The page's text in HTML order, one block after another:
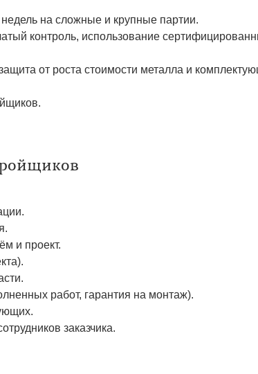
на сложные и крупные партии.
контроль, использование
от роста стоимости металла и
и проект.
работ, гарантия на монтаж).
заказчика.